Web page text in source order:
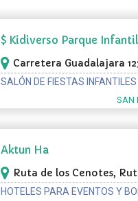
$ Kidiverso Parque
Fiestas
Carretera Guadalajara
Tecnológico, San Luis
SALÓN DE FIESTAS INFANTILES
SAN
Aktun Ha
Ruta de los Cenotes,
Puerto Morelos
HOTELES PARA EVENTOS Y